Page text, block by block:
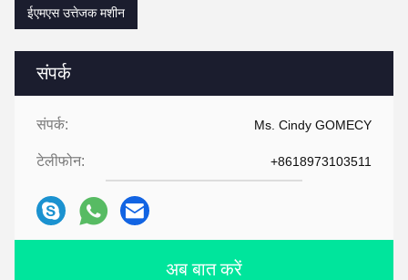
संपर्क
संपर्क: Ms. Cindy GOMECY
टेलीफोन: +8618973103511
अब बात करें
ईएमएस उत्तेजक मशीन